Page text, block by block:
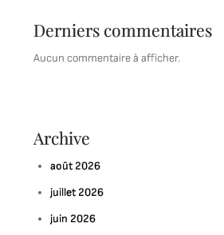
Derniers commentaires
Aucun commentaire à afficher.
Archive
août 2026
juillet 2026
juin 2026